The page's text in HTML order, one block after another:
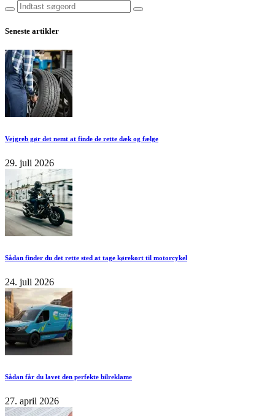
Seneste artikler
Vejgreb gør det nemt at finde de rette dæk og fælge
29. juli 2026
Sådan finder du det rette sted at tage kørekort til motorcykel
24. juli 2026
Sådan får du lavet den perfekte bilreklame
27. april 2026